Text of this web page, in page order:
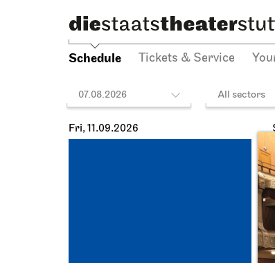
Schedule Tickets & Service
07.08.2026 All sectors
Fri, 11.09.2026